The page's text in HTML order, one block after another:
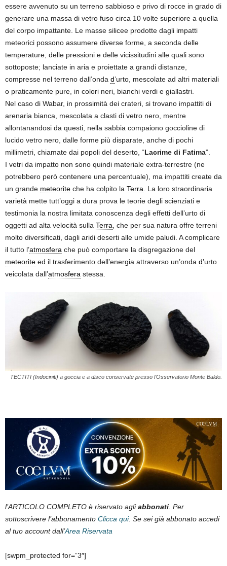
essere avvenuto su un terreno sabbioso e privo di rocce in grado di
generare una massa di vetro fuso circa 10 volte superiore a quella
del corpo impattante. Le masse silicee prodotte dagli impatti
meteorici possono assumere diverse forme, a seconda delle
temperature, delle pressioni e delle vicissitudini alle quali sono
sottoposte; lanciate in aria e proiettate a grandi distanze,
compresse nel terreno dall’onda d’urto, mescolate ad altri materiali
o praticamente pure, in colori neri, bianchi verdi e giallastri.
Nel caso di Wabar, in prossimità dei crateri, si trovano impattiti di
arenaria bianca, mescolata a clasti di vetro nero, mentre
allontanandosi da questi, nella sabbia compaiono goccioline di
lucido vetro nero, dalle forme più disparate, anche di pochi
millimetri, chiamate dai popoli del deserto, “Lacrime di Fatima”.
I vetri da impatto non sono quindi materiale extra-terrestre (ne
potrebbero però contenere una percentuale), ma impattiti create da
un grande meteorite che ha colpito la Terra. La loro straordinaria
varietà mette tutt’oggi a dura prova le teorie degli scienziati e
testimonia la nostra limitata conoscenza degli effetti dell’urto di
oggetti ad alta velocità sulla Terra, che per sua natura offre terreni
molto diversificati, dagli aridi deserti alle umide paludi. A complicare
il tutto l’atmosfera che può comportare la disgregazione del
meteorite ed il trasferimento dell’energia attraverso un’onda d’urto
veicolata dall’atmosfera stessa.
TECTITI (Indociniti) a goccia e a disco conservate presso l’Osservatorio Monte Baldo.
l’ARTICOLO COMPLETO è riservato agliabbonati. Per
sottoscrivere l’abbonamento Clicca qui. Se sei già abbonato accedi
al tuo account dall’Area Riservata
[swpm_protected for=”3″]